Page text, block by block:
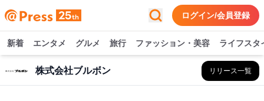
ログイン/会員登録
新着 エンタメ グルメ 旅行 ファッション・美容 ライフスタ
株式会社ブルボン リリース一覧